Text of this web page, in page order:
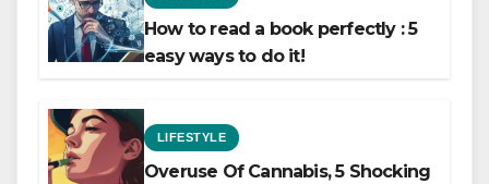
How to read a book perfectly : 5
easy ways to do it!
LIFESTYLE
Overuse Of Cannabis, 5 Shocking